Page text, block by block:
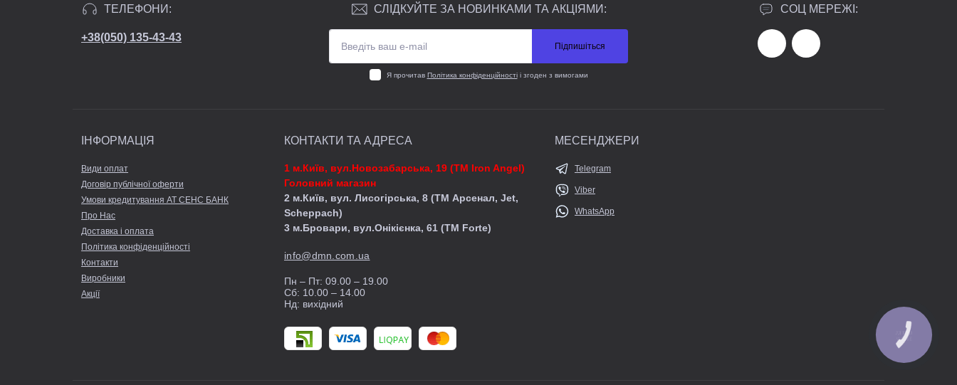
ТЕЛЕФОНИ:
+38(050) 135-43-43
СОЦ МЕРЕЖІ:
СЛІДКУЙТЕ ЗА НОВИНКАМИ ТА АКЦІЯМИ:
Підпишіться
Я прочитав Політика конфіденційностіі згоден з вимогами
ІНФОРМАЦІЯ
Види оплат
Договір публічної оферти
Умови кредитування АТ СЕНС БАНК
Про Нас
Доставка і оплата
Політика конфіденційності
Контакти
Виробники
Акції
КОНТАКТИ ТА АДРЕСА
1 м.Київ, вул.Новозабарська, 19 (ТМ Iron Angel)
Головний магазин
2 м.Київ, вул. Лисогірська, 8 (ТМ Арсенал, Jet,
Scheppach)
3 м.Бровари, вул.Онікієнка, 61 (ТМ Forte)
info@dmn.com.ua
Пн – Пт: 09.00 – 19.00
Сб: 10.00 – 14.00
Нд: вихідний
МЕСЕНДЖЕРИ
Telegram
Viber
WhatsApp
КНОПКА
ЗВ'ЯЗКУ